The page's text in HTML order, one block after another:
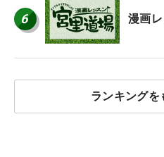
6 漫画
ランキングを